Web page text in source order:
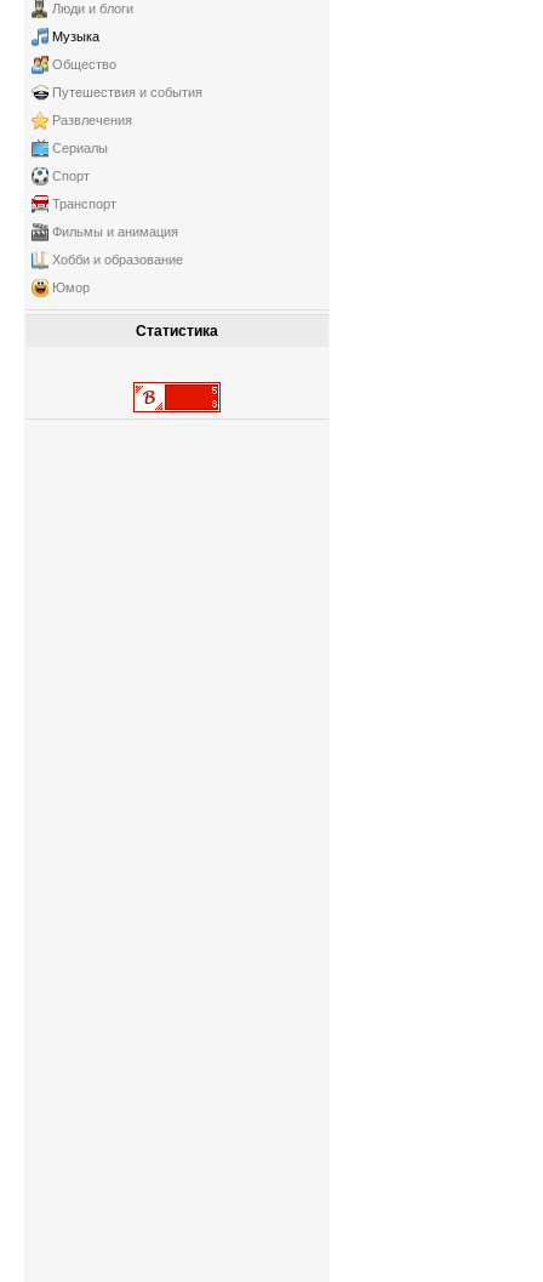
Люди и блоги
Музыка
Общество
Путешествия и события
Развлечения
Сериалы
Спорт
Транспорт
Фильмы и анимация
Хобби и образование
Юмор
Статистика